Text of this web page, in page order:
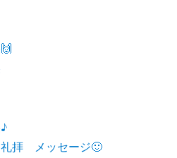
礼拝 メッセージ🙂